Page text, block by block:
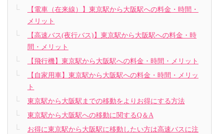
【電車（在来線）】東京駅から大阪駅への料金・時間・
メリット
【高速バス(夜行バス)】東京駅から大阪駅への料金・時
間・メリット
【飛行機】東京駅から大阪駅への料金・時間・メリット
【自家用車】東京駅から大阪駅への料金・時間・メリッ
ト
東京駅から大阪駅までの移動をよりお得にする方法
東京駅から大阪駅への移動に関するQ＆A
お得に東京駅から大阪駅に移動したい方は高速バスに注